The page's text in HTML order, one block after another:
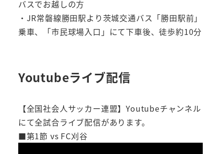
バスでお越しの方
・JR常磐線勝田駅より茨城交通バス「勝田駅前」
乗車、「市民球場入口」にて下車後、徒歩約10分
Youtubeライブ配信
【全国社会人サッカー連盟】Youtubeチャンネル
にて全試合ライブ配信があります。
■第1節 vs FC刈谷